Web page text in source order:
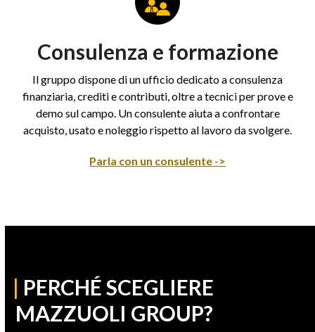
Consulenza e formazione
Il gruppo dispone di un ufficio dedicato a consulenza
finanziaria, crediti e contributi, oltre a tecnici per prove e
demo sul campo. Un consulente aiuta a confrontare
acquisto, usato e noleggio rispetto al lavoro da svolgere.
Parla con un consulente ->
| PERCHÉ SCEGLIERE
MAZZUOLI GROUP?